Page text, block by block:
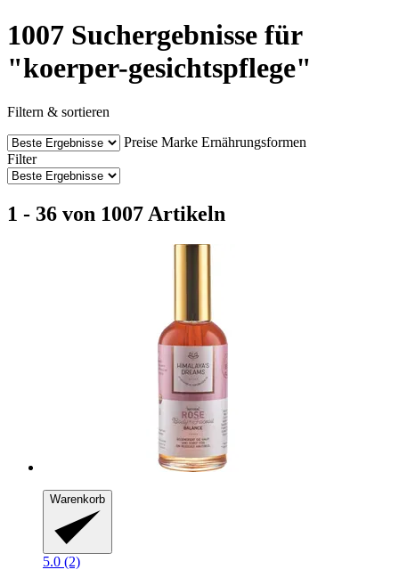
1007 Suchergebnisse für
"koerper-gesichtspflege"
Filtern & sortieren
Preise Marke Ernährungsformen
Filter
1 - 36 von 1007 Artikeln
Warenkorb
5.0 (2)